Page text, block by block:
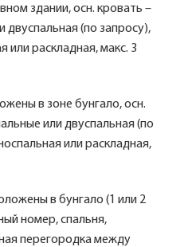
здании, осн. кровать –
двуспальная (по запросу),
или раскладная, макс. 3
в зоне бунгало, осн.
или двуспальная (по
или раскладная,
в бунгало (1 или 2
номер, спальня,
перегородка между